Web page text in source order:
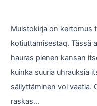
Muistokirja on kertomus
kotiuttamisestaq. Tässä
hauras pienen kansan
kuinka suuria uhrauksia
säilyttäminen voi vaatia.
raskas…